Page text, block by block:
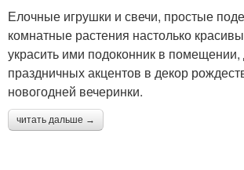
Елочные игрушки и свечи, простые
комнатные растения настолько
украсить ими подоконник в
праздничных акцентов в декор
новогодней вечеринки.
читать дальше →